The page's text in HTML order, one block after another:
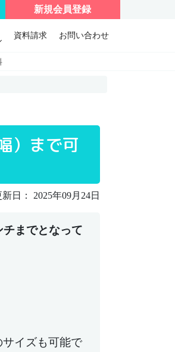
新規会員登録
資料請求 お問い合わせ
）まで可
日： 2025年09月24日
までとなって
イズも可能で